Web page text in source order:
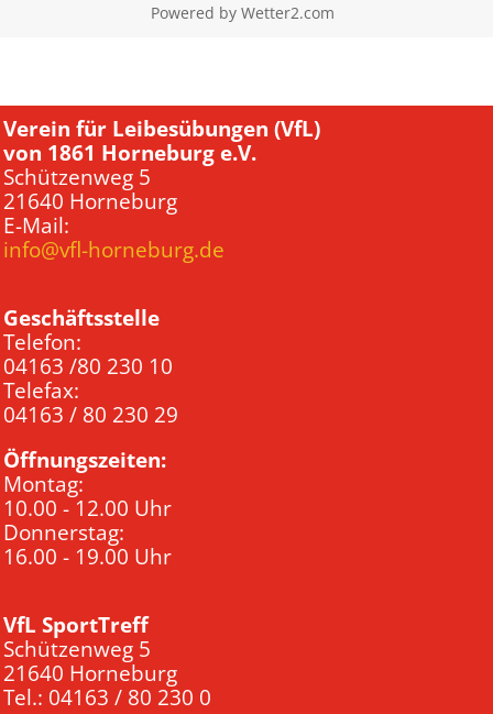
Powered by Wetter2.com
Verein für Leibesübungen (VfL)
von 1861 Horneburg e.V.
Schützenweg 5
21640 Horneburg
E-Mail:
info@vfl-horneburg.de
Geschäftsstelle
Telefon:
04163 /80 230 10
Telefax:
04163 / 80 230 29
Öffnungszeiten:
Montag:
10.00 - 12.00 Uhr
Donnerstag:
16.00 - 19.00 Uhr
VfL SportTreff
Schützenweg 5
21640 Horneburg
Tel.: 04163 / 80 230 0